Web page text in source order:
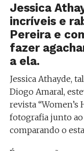
Jessica
incríveis e
Pereira e
fazer
a ela.
Jessica Athayde,
Diogo Amaral,
revista “Women’s
fotografia junto ao
comparando o